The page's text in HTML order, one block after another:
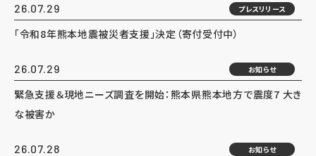
26.07.29 プレスリリース
「令和8年熊本地震被災者支援」決定（寄付受付中）
26.07.29 お知らせ
緊急支援＆現地ニーズ調査を開始：熊本県熊本地方で震度7 大き
な被害か
26.07.28 お知らせ